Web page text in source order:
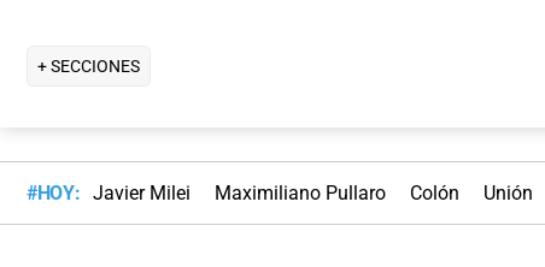
+ SECCIONES
#HOY: Javier Milei Maximiliano Pullaro Colón Unión